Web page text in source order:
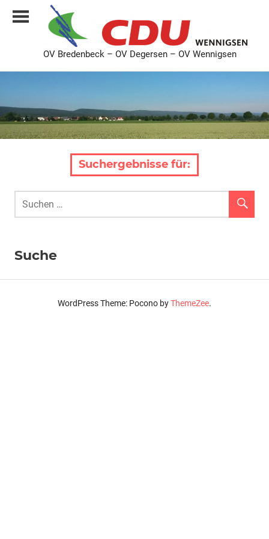
Inhalt
CDU
Bredenbeck
Degersen
Wennigsen
OV Bredenbeck – OV Degersen – OV Wennigsen
Suchergebnisse für:
Suche
WordPress Theme: Pocono byThemeZee.